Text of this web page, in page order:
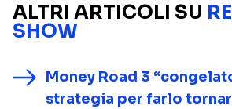
ALTRI ARTICOLI SU
SHOW
Money Road 3
strategia per farlo